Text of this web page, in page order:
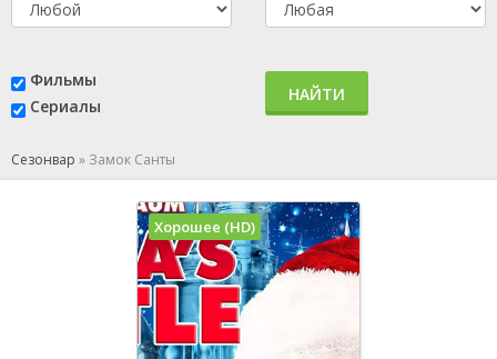
Фильмы
Сериалы
НАЙТИ
Сезонвар » Замок Санты
Хорошее (HD)